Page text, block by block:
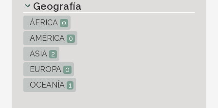
Geografía
ÁFRICA 0
AMÉRICA 0
ASIA 2
EUROPA 0
OCEANÍA 1